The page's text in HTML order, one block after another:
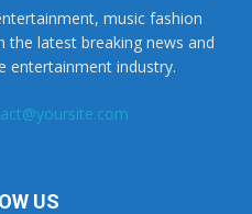
music fashion
the latest breaking news and
entertainment industry.
US